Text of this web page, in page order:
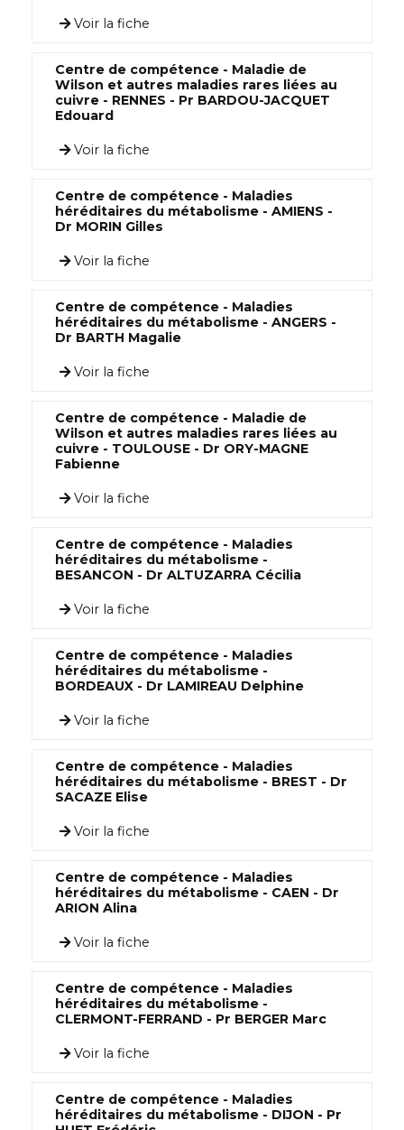
Voir la fiche
Centre de compétence - Maladie de
Wilson et autres maladies rares liées au
cuivre - RENNES - Pr BARDOU-JACQUET
Edouard
Voir la fiche
Centre de compétence - Maladies
héréditaires du métabolisme - AMIENS -
Dr MORIN Gilles
Voir la fiche
Centre de compétence - Maladies
héréditaires du métabolisme - ANGERS -
Dr BARTH Magalie
Voir la fiche
Centre de compétence - Maladie de
Wilson et autres maladies rares liées au
cuivre - TOULOUSE - Dr ORY-MAGNE
Fabienne
Voir la fiche
Centre de compétence - Maladies
héréditaires du métabolisme -
BESANCON - Dr ALTUZARRA Cécilia
Voir la fiche
Centre de compétence - Maladies
héréditaires du métabolisme -
BORDEAUX - Dr LAMIREAU Delphine
Voir la fiche
Centre de compétence - Maladies
héréditaires du métabolisme - BREST - Dr
SACAZE Elise
Voir la fiche
Centre de compétence - Maladies
héréditaires du métabolisme - CAEN - Dr
ARION Alina
Voir la fiche
Centre de compétence - Maladies
héréditaires du métabolisme -
CLERMONT-FERRAND - Pr BERGER Marc
Voir la fiche
Centre de compétence - Maladies
héréditaires du métabolisme - DIJON - Pr